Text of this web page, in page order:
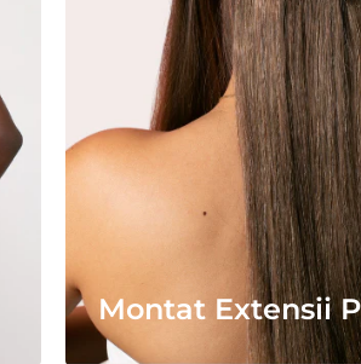
Montat Extensii